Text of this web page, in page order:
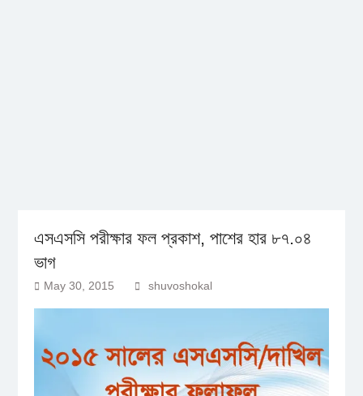
এসএসসি পরীক্ষার ফল প্রকাশ, পাশের হার ৮৭.০৪
ভাগ
May 30, 2015 shuvoshokal